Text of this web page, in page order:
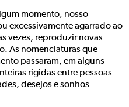
momento, nosso
excessivamente agarrado ao
vezes, reproduzir novas
As nomenclaturas que
passaram, em alguns
rígidas entre pessoas
desejos e sonhos